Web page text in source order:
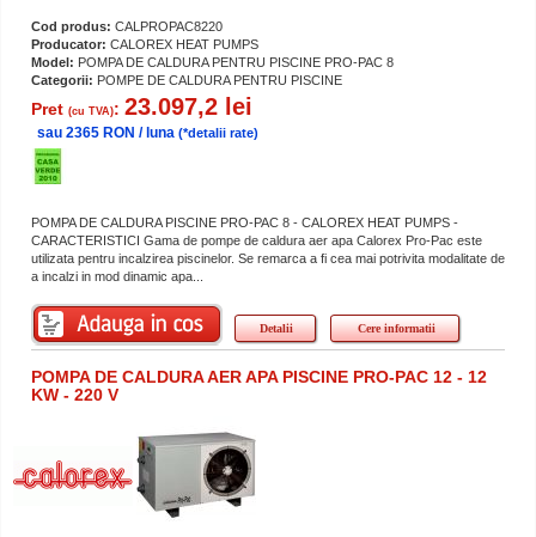
Cod produs: CALPROPAC8220
Producator: CALOREX HEAT PUMPS
Model: POMPA DE CALDURA PENTRU PISCINE PRO-PAC 8
Categorii: POMPE DE CALDURA PENTRU PISCINE
Pret (cu TVA): 23.097,2 lei
sau 2365 RON / luna (*detalii rate)
POMPA DE CALDURA PISCINE PRO-PAC 8 - CALOREX HEAT PUMPS -
CARACTERISTICI Gama de pompe de caldura aer apa Calorex Pro-Pac este
utilizata pentru incalzirea piscinelor. Se remarca a fi cea mai potrivita modalitate de
a incalzi in mod dinamic apa...
Detalii Cere informatii
POMPA DE CALDURA AER APA PISCINE PRO-PAC 12 - 12
KW - 220 V